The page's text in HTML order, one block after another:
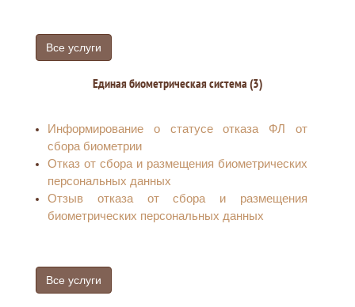
Все услуги
Единая биометрическая система (3)
Информирование о статусе отказа ФЛ от
сбора биометрии
Отказ от сбора и размещения биометрических
персональных данных
Отзыв отказа от сбора и размещения
биометрических персональных данных
Все услуги